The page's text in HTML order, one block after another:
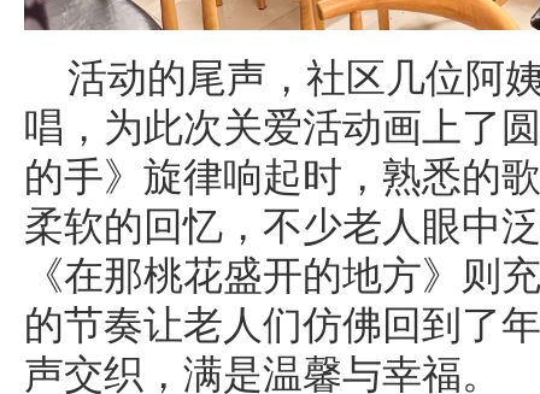
活动的尾声，社区几位阿
唱，为此次关爱活动画上了
的手》旋律响起时，熟悉的
柔软的回忆，不少老人眼中
《在那桃花盛开的地方》则
的节奏让老人们仿佛回到了
声交织，满是温馨与幸福。